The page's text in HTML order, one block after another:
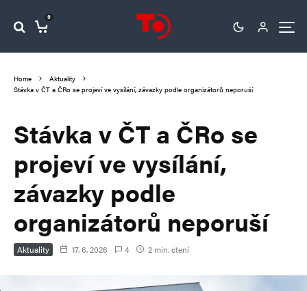
0
Home
Aktuality
Stávka v ČT a ČRo se projeví ve vysílání, závazky podle organizátorů neporuší
Stávka v ČT a ČRo se
projeví ve vysílání,
závazky podle
organizátorů neporuší
Aktuality 17. 6. 2026 4 2 min. čtení